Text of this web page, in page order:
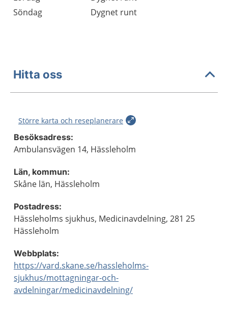
Söndag
Dygnet runt
Hitta oss
Större karta och reseplanerare
Besöksadress:
Ambulansvägen 14, Hässleholm
Län, kommun:
Skåne län, Hässleholm
Postadress:
Hässleholms sjukhus, Medicinavdelning, 281 25
Hässleholm
Webbplats:
https://vard.skane.se/hassleholms-
sjukhus/mottagningar-och-
avdelningar/medicinavdelning/